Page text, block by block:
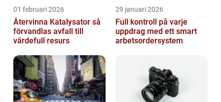
01 februari 2026
Återvinna Katalysator så
förvandlas avfall till
värdefull resurs
29 januari 2026
Full kontroll på varje
uppdrag med ett smart
arbetsordersystem